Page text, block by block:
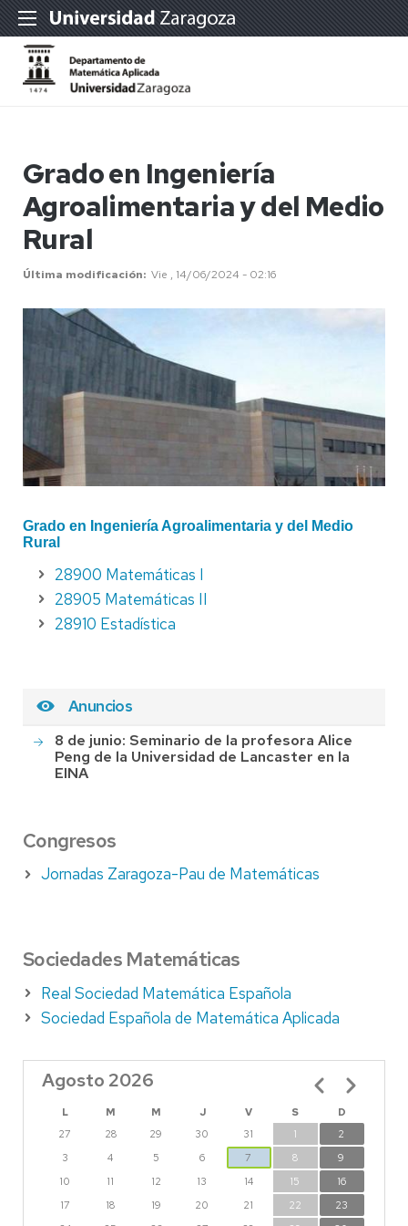
Grado en Ingeniería
Agroalimentaria y del Medio
Rural
Última modificación Vie , 14/06/2024 - 02:16
Grado en Ingeniería Agroalimentaria y del Medio
Rural
28900 Matemáticas I
28905 Matemáticas II
28910 Estadística
Anuncios
8 de junio: Seminario de la profesora Alice
Peng de la Universidad de Lancaster en la
EINA
Congresos
Jornadas Zaragoza-Pau de Matemáticas
Sociedades Matemáticas
Real Sociedad Matemática Española
Sociedad Española de Matemática Aplicada
Agosto 2026
L M M J V S
D
27
28 29 30 31 1
2
3
4 5 6 7 8
9
10
11 12 13 14 15
16
17
18 19 20 21 22
23
Paginación